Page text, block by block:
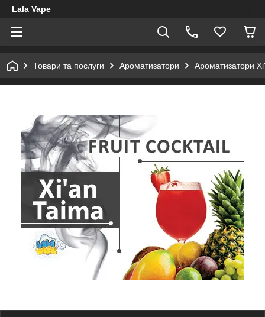
Lala Vape
Товари та послуги Ароматизатори Ароматизатори